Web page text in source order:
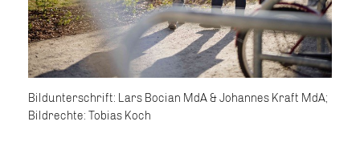
Bildunterschrift: Lars Bocian MdA & Johannes Kraft MdA;
Bildrechte: Tobias Koch